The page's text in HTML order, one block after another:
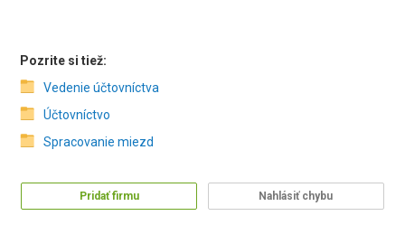
Pozrite si tiež:
Vedenie účtovníctva
Účtovníctvo
Spracovanie miezd
Pridať firmu Nahlásiť chybu